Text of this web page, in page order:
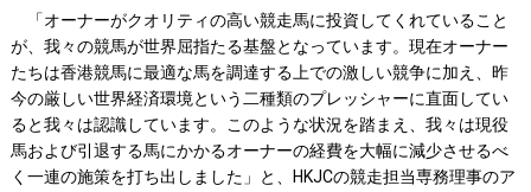
「オーナーがクオリティの高い競走馬に投資してくれていること
が、我々の競馬が世界屈指たる基盤となっています。現在オーナー
たちは香港競馬に最適な馬を調達する上での激しい競争に加え、昨
今の厳しい世界経済環境という二種類のプレッシャーに直面してい
ると我々は認識しています。このような状況を踏まえ、我々は現役
馬および引退する馬にかかるオーナーの経費を大幅に減少させるべ
く一連の施策を打ち出しました」と、HKJCの競走担当専務理事のア